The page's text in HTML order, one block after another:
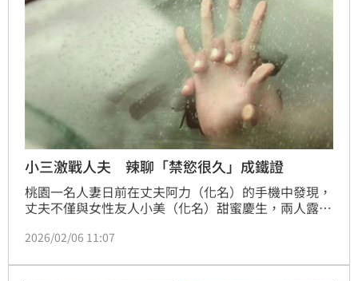
小三激戰人夫 辣聊「禁慾很久」成鐵證
桃園一名人妻日前在丈夫阿力（化名）的手機中發現，
丈夫不僅與女性友人小美（化名）甜蜜慶生，兩人露骨
口否認戀情，但法官憑藉一句「我禁慾很久了」，認定
2026/02/06 11:07